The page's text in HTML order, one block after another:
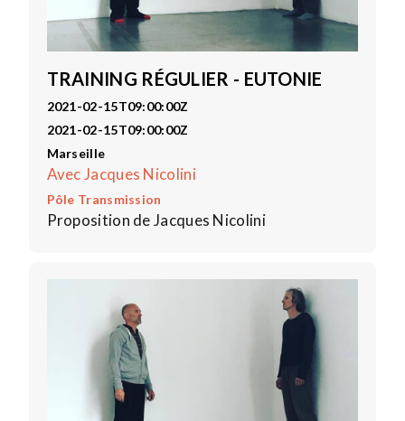
TRAINING RÉGULIER - EUTONIE
2021-02-15T09:00:00Z
2021-02-15T09:00:00Z
Marseille
Avec Jacques Nicolini
Pôle Transmission
Proposition de Jacques Nicolini